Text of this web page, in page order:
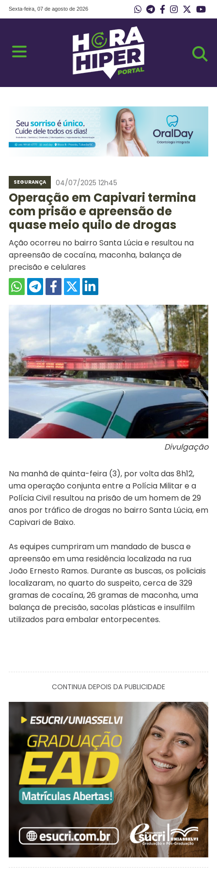
Sexta-feira, 07 de agosto de 2026
SEGURANÇA 04/07/2025 12h45
Operação em Capivari termina
com prisão e apreensão de
quase meio quilo de drogas
Ação ocorreu no bairro Santa Lúcia e resultou na
apreensão de cocaína, maconha, balança de
precisão e celulares
Divulgação
Na manhã de quinta-feira (3), por volta das 8h12,
uma operação conjunta entre a Polícia Militar e a
Polícia Civil resultou na prisão de um homem de 29
anos por tráfico de drogas no bairro Santa Lúcia, em
Capivari de Baixo.
As equipes cumpriram um mandado de busca e
apreensão em uma residência localizada na rua
João Ernesto Ramos. Durante as buscas, os policiais
localizaram, no quarto do suspeito, cerca de 329
gramas de cocaína, 26 gramas de maconha, uma
balança de precisão, sacolas plásticas e insulfilm
utilizados para embalar entorpecentes.
CONTINUA DEPOIS DA PUBLICIDADE